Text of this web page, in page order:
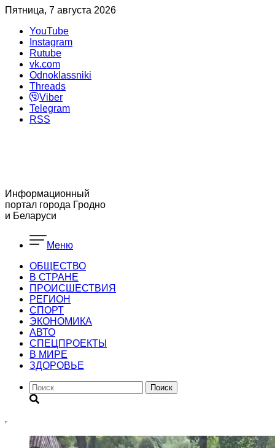
Пятница, 7 августа 2026
YouTube
Instagram
Rutube
vk.com
Odnoklassniki
Threads
Viber
Telegram
RSS
Информационный
портал города Гродно
и Беларуси
Меню
ОБЩЕСТВО
В СТРАНЕ
ПРОИСШЕСТВИЯ
РЕГИОН
CПОРТ
ЭКОНОМИКА
АВТО
СПЕЦПРОЕКТЫ
В МИРЕ
ЗДОРОВЬЕ
Поиск